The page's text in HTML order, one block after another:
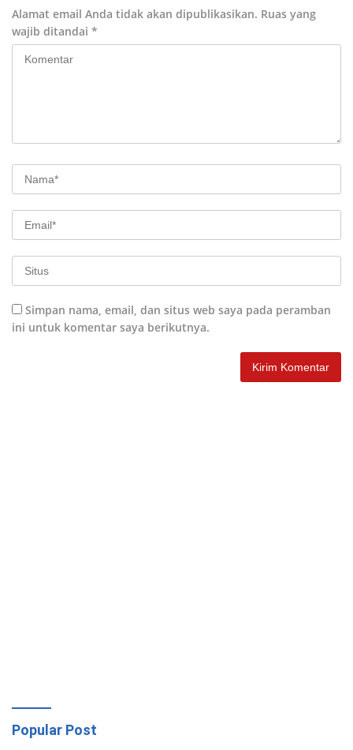
Alamat email Anda tidak akan dipublikasikan. Ruas yang
wajib ditandai *
Simpan nama, email, dan situs web saya pada peramban
ini untuk komentar saya berikutnya.
Popular Post